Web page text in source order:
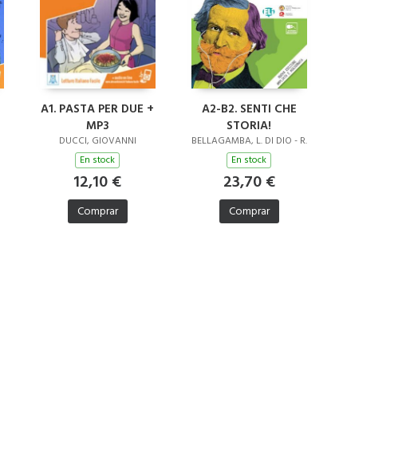
A1. PASTA PER DUE +
MP3
DUCCI, GIOVANNI
En stock
12,10 €
Comprar
A2-B2. SENTI CHE
STORIA!
BELLAGAMBA, L. DI DIO - R.
En stock
23,70 €
Comprar